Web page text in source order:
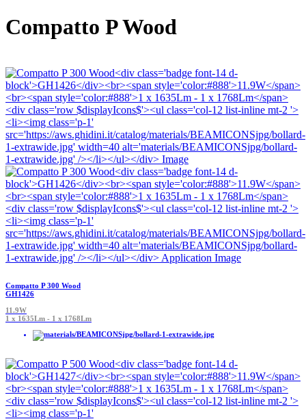
Compatto P Wood
Compatto P 300 Wood
GH1426
11.9W
1 x 1635Lm - 1 x 1768Lm